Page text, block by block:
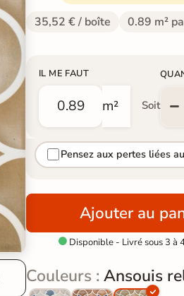
35,52 € / boîte 0.89 m²
IL ME FAUT
m² Soit
Pensez aux pertes liées
Ajouter au
 Disponible - Livré sous 3 à
Couleurs : Ansouis